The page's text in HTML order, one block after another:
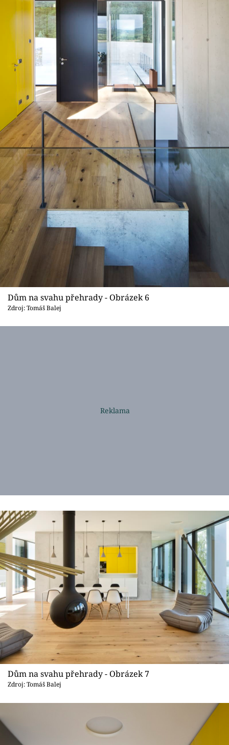
Dům na svahu přehrady - Obrázek 6
Zdroj: Tomáš Balej
Dům na svahu přehrady - Obrázek 7
Zdroj: Tomáš Balej